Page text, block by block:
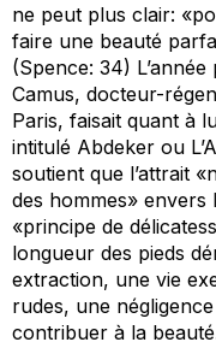
ne peut plus clair:
faire une beauté
(Spence: 34)
Camus, docteur-
Paris, faisait quant à
intitulé Abdeker ou
soutient que l’attrait
des hommes»
«principe de
longueur des pieds
extraction, une vie
rudes, une
contribuer à la